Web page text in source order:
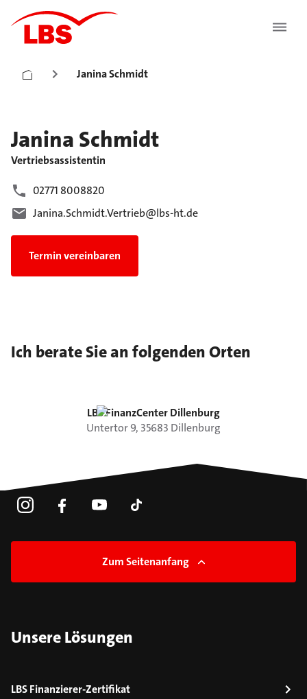
Janina Schmidt
Janina Schmidt
Vertriebsassistentin
02771 8008820
Janina.Schmidt.Vertrieb@lbs-ht.de
Termin vereinbaren
Ich berate Sie an folgenden Orten
LBS FinanzCenter Dillenburg
Untertor9, 35683 Dillenburg
Zum Seitenanfang
Unsere Lösungen
LBS Finanzierer-Zertifikat